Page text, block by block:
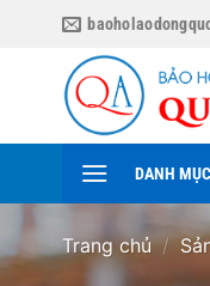
DANH
Trang chủ /